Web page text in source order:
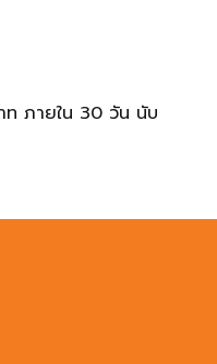
ท ภายใน 30 วัน นับ